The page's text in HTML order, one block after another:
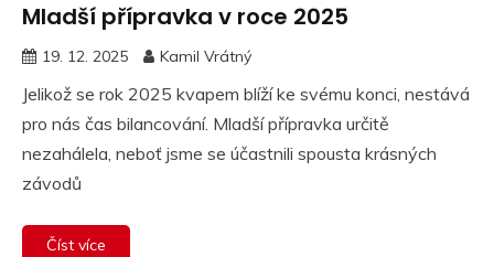
Mladší přípravka v roce 2025
19. 12. 2025 Kamil Vrátný
Jelikož se rok 2025 kvapem blíží ke svému konci, nestává
pro nás čas bilancování. Mladší přípravka určitě
nezahálela, neboť jsme se účastnili spousta krásných
závodů
Číst více